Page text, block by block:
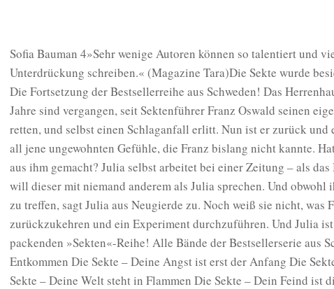
Sofia Bauman 4»Sehr wenige Autoren können so talentiert und
Unterdrückung schreiben.« (Magazine Tara)Die Sekte wurde
Die Fortsetzung der Bestsellerreihe aus Schweden! Das
Jahre sind vergangen, seit Sektenführer Franz Oswald seinen
retten, und selbst einen Schlaganfall erlitt. Nun ist er zurück und
all jene ungewohnten Gefühle, die Franz bislang nicht kannte.
aus ihm gemacht? Julia selbst arbeitet bei einer Zeitung – als
will dieser mit niemand anderem als Julia sprechen. Und
zu treffen, sagt Julia aus Neugierde zu. Noch weiß sie nicht,
zurückzukehren und ein Experiment durchzuführen. Und Julia
packenden »Sekten«-Reihe! Alle Bände der Bestsellerserie aus
Entkommen Die Sekte – Deine Angst ist erst der Anfang Die
Sekte – Deine Welt steht in Flammen Die Sekte – Dein Feind ist